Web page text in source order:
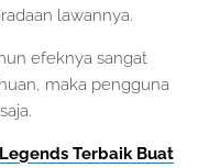
lawannya.
efeknya sangat
maka pengguna
Terbaik Buat